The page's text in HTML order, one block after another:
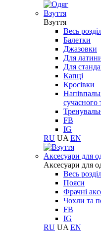
Взуття
Взуття
Весь
Балетки
Джазовки
Для
Для
Капці
Кросівки
FB
IG
RU UA EN
Aксесуари для
Aксесуари для
Весь
Пояси
Фрачні
Чохли та
FB
IG
RU UA EN